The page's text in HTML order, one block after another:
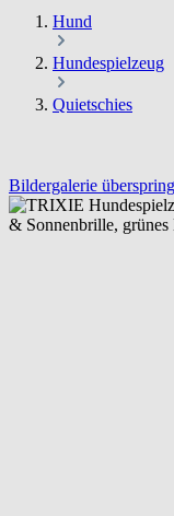
Hund
Hundespielzeug
Quietschies
Bildergalerie